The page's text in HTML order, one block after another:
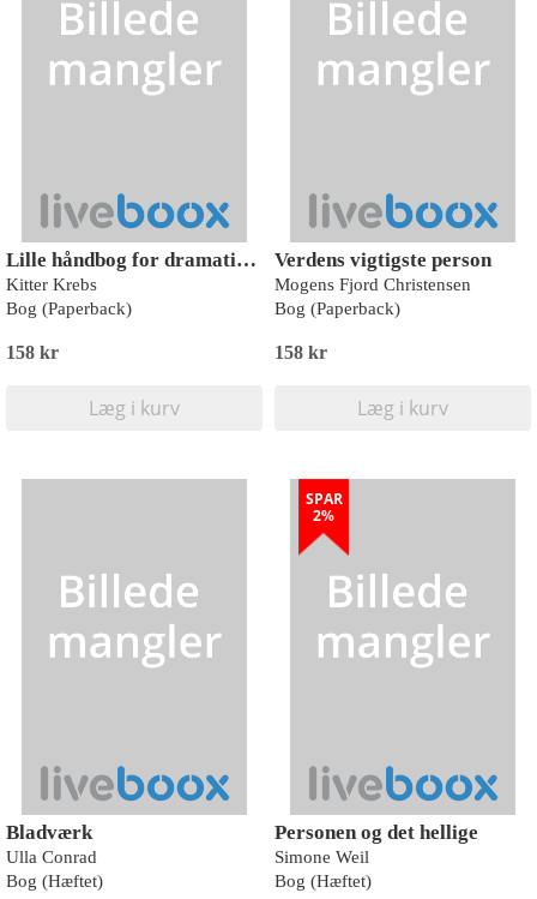
Lille håndbog for dramatiklærere
Kitter Krebs
Bog (Paperback)
158 kr
Læg i kurv
Verdens vigtigste person
Mogens Fjord Christensen
Bog (Paperback)
158 kr
Læg i kurv
Bladværk
Ulla Conrad
Bog (Hæftet)
SPAR
2%
Personen og det hellige
Simone Weil
Bog (Hæftet)